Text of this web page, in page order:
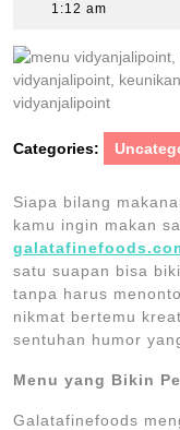
1:12 am
Categories:
Siapa bilang
kamu ingin makan
satu suapan bisa
tanpa harus
nikmat bertemu
sentuhan humor
Menu yang Bikin
Galatafinefoods